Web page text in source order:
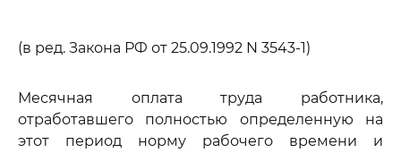
(в ред. Закона РФ от 25.09.1992 N 3543-1)
Месячная оплата труда работника,
отработавшего полностью определенную на
этот период норму рабочего времени и